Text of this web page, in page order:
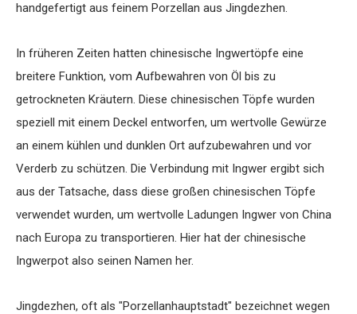
handgefertigt aus feinem Porzellan aus Jingdezhen.
In früheren Zeiten hatten chinesische Ingwertöpfe eine
breitere Funktion, vom Aufbewahren von Öl bis zu
getrockneten Kräutern. Diese chinesischen Töpfe wurden
speziell mit einem Deckel entworfen, um wertvolle Gewürze
an einem kühlen und dunklen Ort aufzubewahren und vor
Verderb zu schützen. Die Verbindung mit Ingwer ergibt sich
aus der Tatsache, dass diese großen chinesischen Töpfe
verwendet wurden, um wertvolle Ladungen Ingwer von China
nach Europa zu transportieren. Hier hat der chinesische
Ingwerpot also seinen Namen her.
Jingdezhen, oft als "Porzellanhauptstadt" bezeichnet wegen